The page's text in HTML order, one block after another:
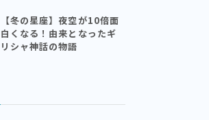
【冬の星座】夜空が10倍面
白くなる！由来となったギ
リシャ神話の物語